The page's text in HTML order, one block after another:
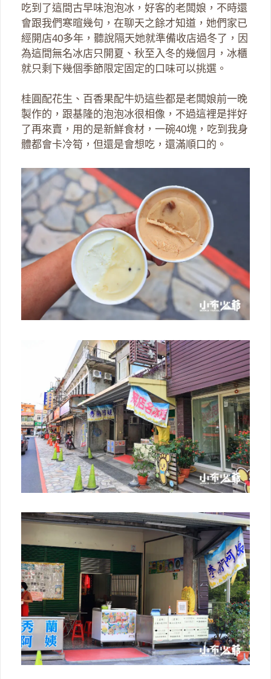
吃到了這間古早味泡泡冰，好客的老闆娘，不時還
會跟我們寒暄幾句，在聊天之餘才知道，她們家已
經開店40多年，聽說隔天她就準備收店過冬了，因
為這間無名冰店只開夏、秋至入冬的幾個月，冰櫃
就只剩下幾個季節限定固定的口味可以挑選。
桂圓配花生、百香果配牛奶這些都是老闆娘前一晚
製作的，跟基隆的泡泡冰很相像，不過這裡是拌好
了再來賣，用的是新鮮食材，一碗40塊，吃到我身
體都會卡冷筍，但還是會想吃，還滿順口的。